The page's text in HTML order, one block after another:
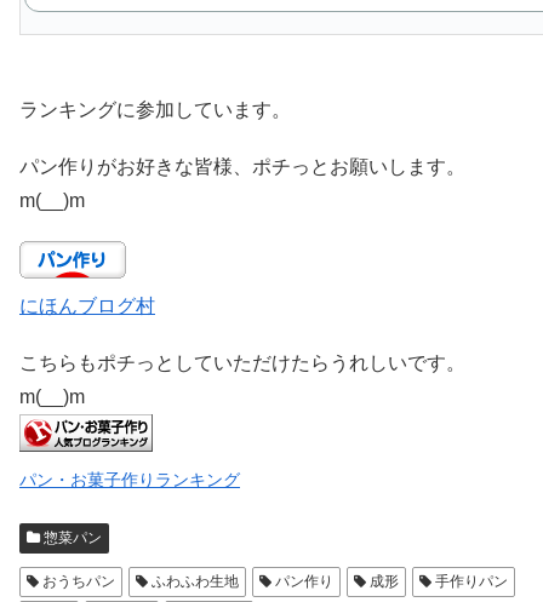
ランキングに参加しています。
パン作りがお好きな皆様、ポチっとお願いします。
m(__)m
にほんブログ村
こちらもポチっとしていただけたらうれしいです。
m(__)m
パン・お菓子作りランキング
惣菜パン
おうちパン ふわふわ生地 パン作り 成形 手作りパン